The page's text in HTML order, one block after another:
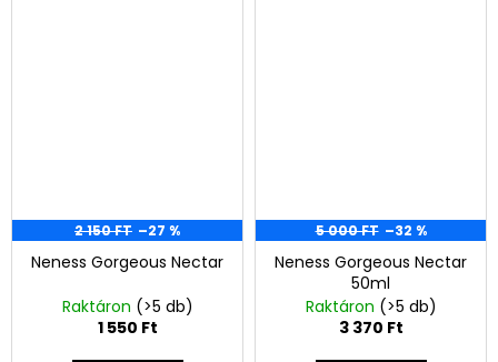
2 150 FT –27 %
Neness Gorgeous Nectar
Raktáron (>5 db)
1 550 Ft
5 000 FT –32 %
Neness Gorgeous Nectar
50ml
Raktáron (>5 db)
3 370 Ft